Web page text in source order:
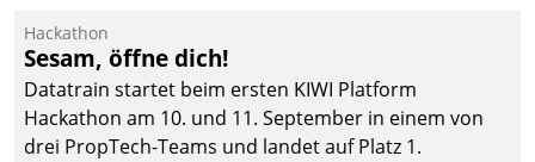
Hackathon
Sesam, öffne dich!
Datatrain startet beim ersten KIWI Platform
Hackathon am 10. und 11. September in einem von
drei PropTech-Teams und landet auf Platz 1.